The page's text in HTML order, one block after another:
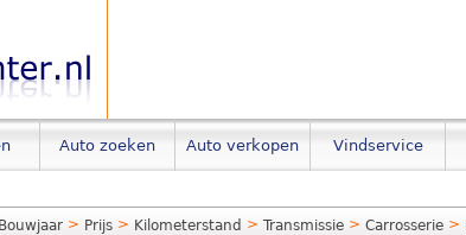
Auto zoeken Auto verkopen Vindservice
Bouwjaar > Prijs > Kilometerstand > Transmissie > Carrosserie >